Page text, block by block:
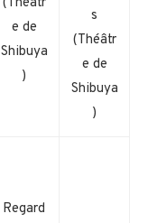
e de
Shibuya
)
s
(Théâtr
e de
Shibuya
)
Regard